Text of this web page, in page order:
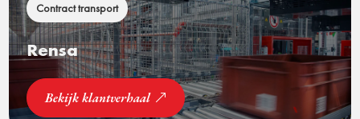
Contract transport
Rensa
Bekijk klantverhaal